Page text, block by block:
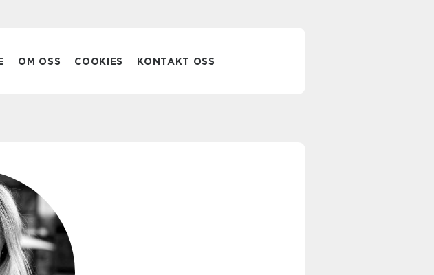
OM OSS COOKIES KONTAKT OSS